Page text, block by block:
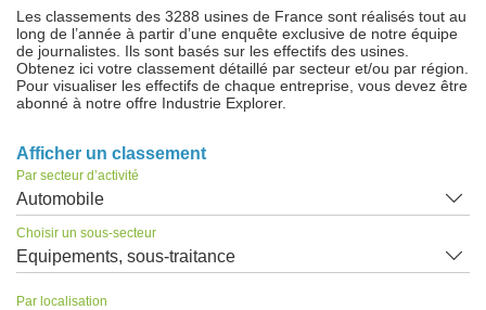
Les classements des 3288 usines de France sont réalisés tout au
long de l’année à partir d’une enquête exclusive de notre équipe
de journalistes. Ils sont basés sur les effectifs des usines.
Obtenez ici votre classement détaillé par secteur et/ou par région.
Pour visualiser les effectifs de chaque entreprise, vous devez être
abonné à notre offre Industrie Explorer.
Afficher un classement
Par secteur d’activité
Automobile
Choisir un sous-secteur
Equipements, sous-traitance
Par localisation